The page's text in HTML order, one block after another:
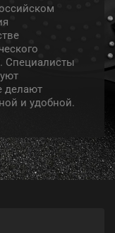
Специалисты
делают
и удобной.